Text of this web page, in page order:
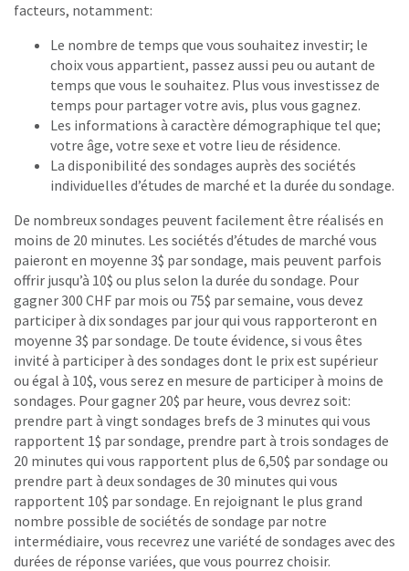
facteurs, notamment:
Le nombre de temps que vous souhaitez investir; le
choix vous appartient, passez aussi peu ou autant de
temps que vous le souhaitez. Plus vous investissez de
temps pour partager votre avis, plus vous gagnez.
Les informations à caractère démographique tel que;
votre âge, votre sexe et votre lieu de résidence.
La disponibilité des sondages auprès des sociétés
individuelles d’études de marché et la durée du sondage.
De nombreux sondages peuvent facilement être réalisés en
moins de 20 minutes. Les sociétés d’études de marché vous
paieront en moyenne 3$ par sondage, mais peuvent parfois
offrir jusqu’à 10$ ou plus selon la durée du sondage. Pour
gagner 300 CHF par mois ou 75$ par semaine, vous devez
participer à dix sondages par jour qui vous rapporteront en
moyenne 3$ par sondage. De toute évidence, si vous êtes
invité à participer à des sondages dont le prix est supérieur
ou égal à 10$, vous serez en mesure de participer à moins de
sondages. Pour gagner 20$ par heure, vous devrez soit:
prendre part à vingt sondages brefs de 3 minutes qui vous
rapportent 1$ par sondage, prendre part à trois sondages de
20 minutes qui vous rapportent plus de 6,50$ par sondage ou
prendre part à deux sondages de 30 minutes qui vous
rapportent 10$ par sondage. En rejoignant le plus grand
nombre possible de sociétés de sondage par notre
intermédiaire, vous recevrez une variété de sondages avec des
durées de réponse variées, que vous pourrez choisir.